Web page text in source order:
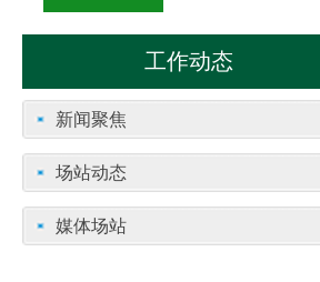
工作动态
新闻聚焦
场站动态
媒体场站